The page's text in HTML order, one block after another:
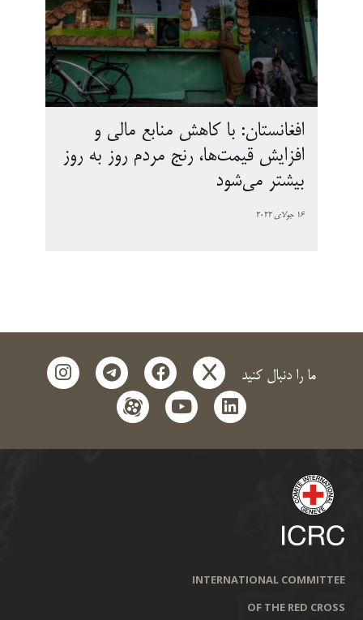
افغانستان: با کاهش منابع مالی و
افزایش قیمت‌ها، رنج مردم روز به روز
بیشتر می‌شود
16 جولای 2022
ما را دنبال کنید x
facebook
telegram
instagram
linkedin
youtube
aparat
INTERNATIONAL COMMITTEE
OF THE RED CROSS